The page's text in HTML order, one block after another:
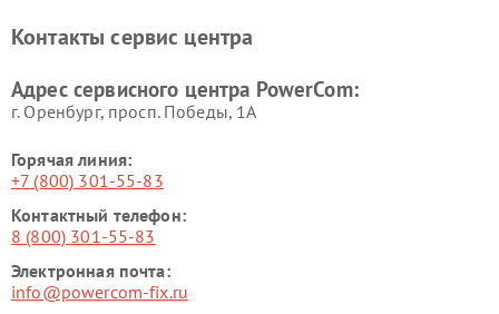
Контакты сервис центра
Адрес сервисного центра PowerCom:
г. Оренбург, просп. Победы, 1А
Горячая линия:
+7 (800) 301-55-83
Контактный телефон:
8 (800) 301-55-83
Электронная почта:
info@powercom-fix.ru